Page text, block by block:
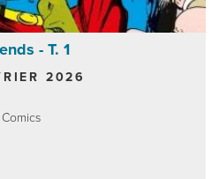
- T. 1
2026
Comics